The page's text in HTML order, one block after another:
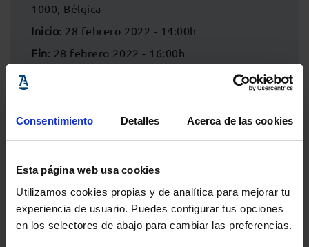
Consentimiento Detalles Acerca de las cookies
Esta página web usa cookies
Utilizamos cookies propias y de analítica para mejorar tu
experiencia de usuario. Puedes configurar tus opciones
en los selectores de abajo para cambiar las preferencias.
1000, Bélgica
Inicio: 28 febrero 2022 - 14:00h
Fin: 28 febrero 2022 - 16:00h